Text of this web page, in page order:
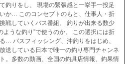
釣りをし、 現場の緊張感と一挙手一投足
か… このコンセプトのもと、仕事人・折
戦していくバス番組。 釣りが出来る数少
ような釣り”で使うのか。 この選択には折
… バスフィッシング、沖釣りをはじめ、
送している日本で唯一の釣り専門チャンネ
。多数の動画、全国の釣具店情報、釣果情